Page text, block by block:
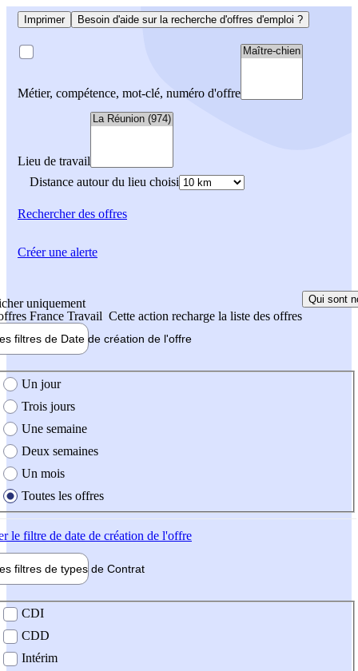
Imprimer Besoin d'aide sur la recherche d'offres d'emploi ?
Métier, compétence, mot-clé, numéro d'offre
Lieu de travail
Distance autour du lieu choisi
Rechercherdes offres
uniquement
France Travail Cette action recharge la liste des offres
Qui sont
filtres de Date de création de l'offre
création de l'offre
Un jour
Trois jours
Une semaine
Deux semaines
Un mois
Toutes les offres
le filtre de date de création de l'offre
filtres de types de Contrat
contrat
CDI
CDD
Intérim
Créer une alerte